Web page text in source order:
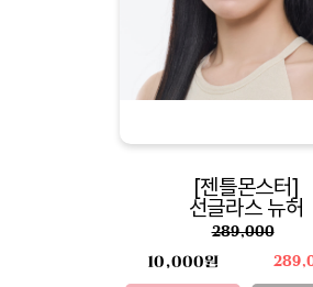
[젠틀몬스터]
선글라스 뉴허
289,000
10,000원